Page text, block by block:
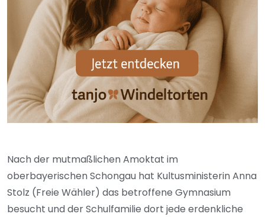
Nach der mutmaßlichen Amoktat im
oberbayerischen Schongau hat Kultusministerin Anna
Stolz (Freie Wähler) das betroffene Gymnasium
besucht und der Schulfamilie dort jede erdenkliche